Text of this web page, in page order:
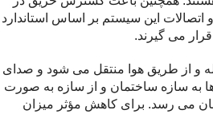
اتصالات این سیستم بر اساس استاندارد
و از طریق هوا منتقل می شود و صدای
به سازه ساختمان و از سازه به صورت
می رسد. برای کاهش مؤثر میزان